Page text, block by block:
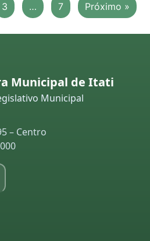
3 … 7 Próximo »
Municipal de Itati
Municipal
– Centro